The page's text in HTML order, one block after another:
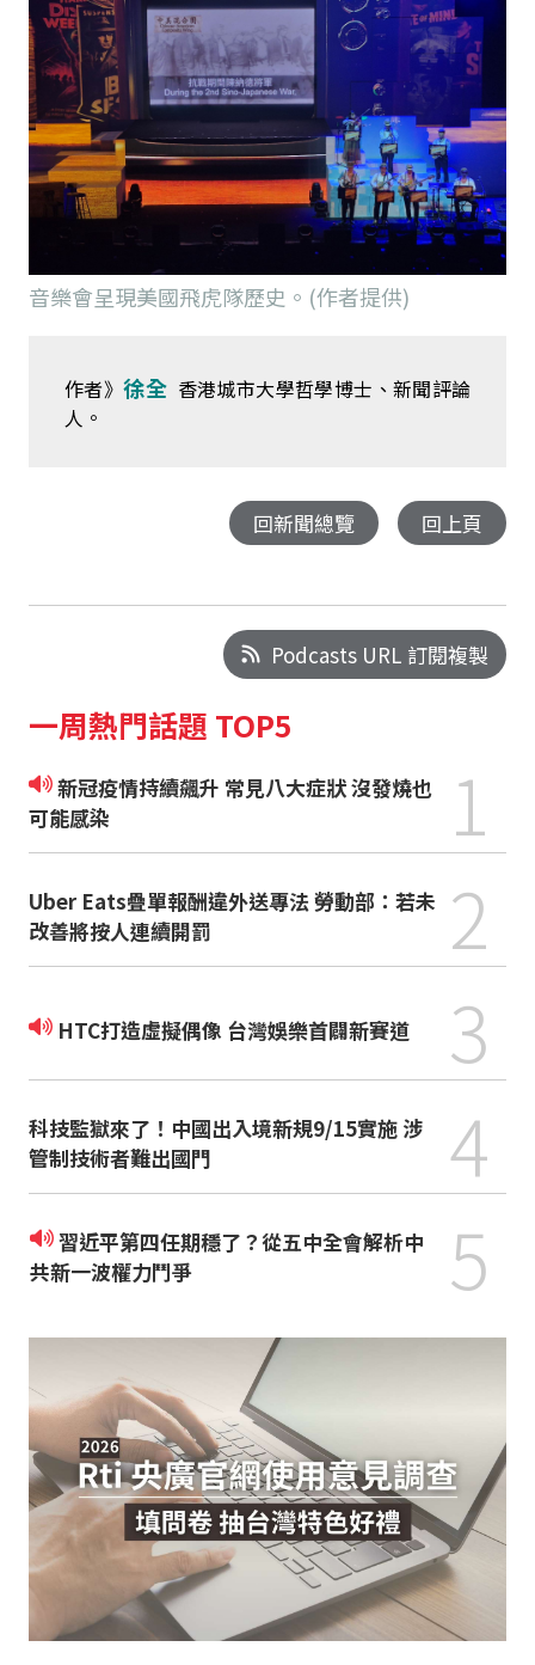
音樂會呈現美國飛虎隊歷史。(作者提供)
作者》徐全香港城市大學哲學博士、新聞評論
人。
回新聞總覽 回上頁
Podcasts URL 訂閱複製
一周熱門話題 TOP5
新冠疫情持續飆升 常見八大症狀 沒發燒也
可能感染
1
Uber Eats疊單報酬違外送專法 勞動部：若未
改善將按人連續開罰
2
HTC打造虛擬偶像 台灣娛樂首闢新賽道 3
科技監獄來了！中國出入境新規9/15實施 涉
管制技術者難出國門
4
習近平第四任期穩了？從五中全會解析中
共新一波權力鬥爭
5